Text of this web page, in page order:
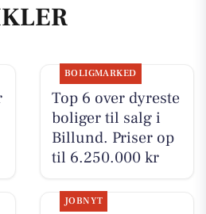
BOLIGMARKED
Top 6 over dyreste
boliger til salg i
Billund. Priser op
til 6.250.000 kr
JOBNYT